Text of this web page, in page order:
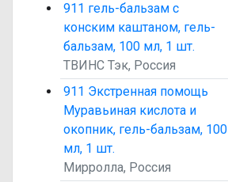
911 гель-бальзам с
конским каштаном, гель-
бальзам, 100 мл, 1 шт.
ТВИНС Тэк, Россия
911 Экстренная помощь
Муравьиная кислота и
окопник, гель-бальзам, 100
мл, 1 шт.
Мирролла, Россия